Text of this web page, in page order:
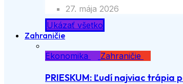
27. mája 2026
Ukázať všetko
Zahraničie
Ekonomika
Zahraničie
PRIESKUM: Ľudí najviac